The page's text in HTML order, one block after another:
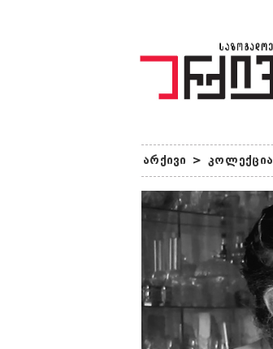
არქივი > კოლექცია